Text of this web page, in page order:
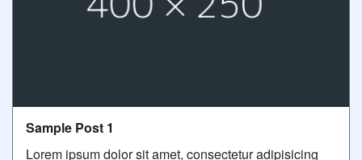
Sample Post 1
Lorem ipsum dolor sit amet, consectetur adipisicing